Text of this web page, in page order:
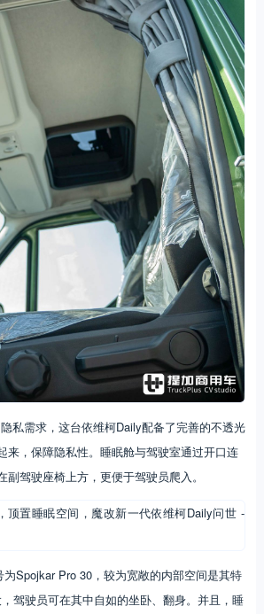
私需求，这台依维柯Daily配备了完善的不透光
来，保障隐私性。睡眠舱与驾驶室通过开口连
副驾驶座椅上方，更便于驾驶员爬入。
Spojkar Pro 30，较为宽敞的内部空间是其特
驾驶员可在其中自如的坐卧、翻身。并且，睡